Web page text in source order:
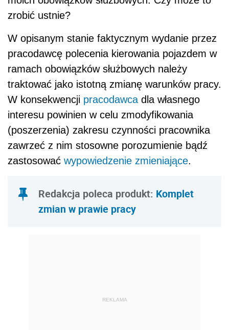
zrobić ustnie?
W opisanym stanie faktycznym wydanie przez
pracodawcę polecenia kierowania pojazdem w
ramach obowiązków służbowych należy
traktować jako istotną zmianę warunków pracy.
W konsekwencji pracodawca dla własnego
interesu powinien w celu zmodyfikowania
(poszerzenia) zakresu czynności pracownika
zawrzeć z nim stosowne porozumienie bądź
zastosować wypowiedzenie zmieniające.
Redakcja poleca produkt: Komplet
zmian w prawie pracy
REKLAMA